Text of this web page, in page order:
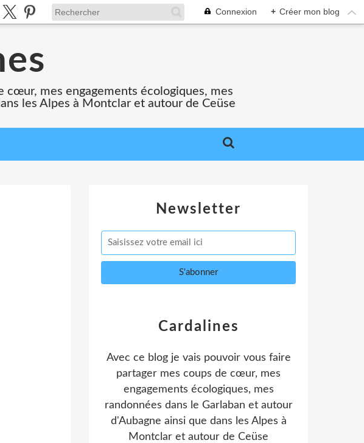
Connexion + Créer mon blog
cœur, mes engagements écologiques, mes
les Alpes à Montclar et autour de Ceüse
Newsletter
Cardalines
Avec ce blog je vais pouvoir vous faire
partager mes coups de cœur, mes
engagements écologiques, mes
randonnées dans le Garlaban et autour
d'Aubagne ainsi que dans les Alpes à
Montclar et autour de Ceüse